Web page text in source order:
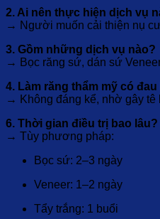
2. Ai nên thực hiện dịch vụ
→ Người muốn cải thiện nụ
3. Gồm những dịch vụ nào?
→ Bọc răng sứ, dán sứ
4. Làm răng thẩm mỹ có
→ Không đáng kể, nhờ gây tê
6. Thời gian điều trị bao lâu?
→ Tùy phương pháp:
Bọc sứ: 2–3 ngày
Veneer: 1–2 ngày
Tẩy trắng: 1 buổi